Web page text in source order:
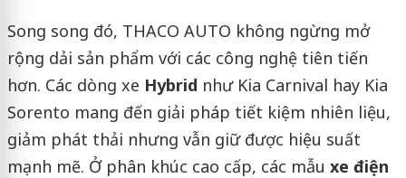
Song song đó, THACO AUTO không ngừng mở
rộng dải sản phẩm với các công nghệ tiên tiến
hơn. Các dòng xe Hybrid như Kia Carnival hay Kia
Sorento mang đến giải pháp tiết kiệm nhiên liệu,
giảm phát thải nhưng vẫn giữ được hiệu suất
mạnh mẽ. Ở phân khúc cao cấp, các mẫu xe điện